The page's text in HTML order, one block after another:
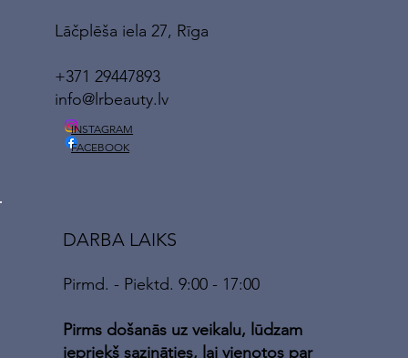
Lāčplēša iela 27, Rīga
+371 29447893
info@lrbeauty.lv
INSTAGRAM
FACEBOOK
DARBA LAIKS
Pirmd. - Piektd. 9:00 - 17:00
Pirms došanās uz veikalu, lūdzam
iepriekš sazināties, lai vienotos par